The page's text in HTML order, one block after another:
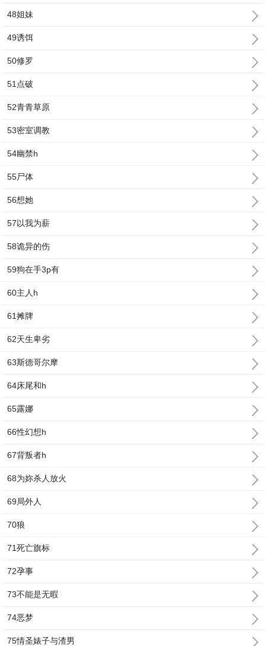
48姐妹
49诱饵
50修罗
51点破
52青青草原
53密室调教
54幽禁h
55尸体
56想她
57以我为薪
58诡异的伤
59狗在手3p有
60主人h
61摊牌
62天生卑劣
63斯德哥尔摩
64床尾和h
65露娜
66性幻想h
67背叛者h
68为妳杀人放火
69局外人
70狼
71死亡旗标
72孕事
73不能是无暇
74恶梦
75情圣婊子与渣男